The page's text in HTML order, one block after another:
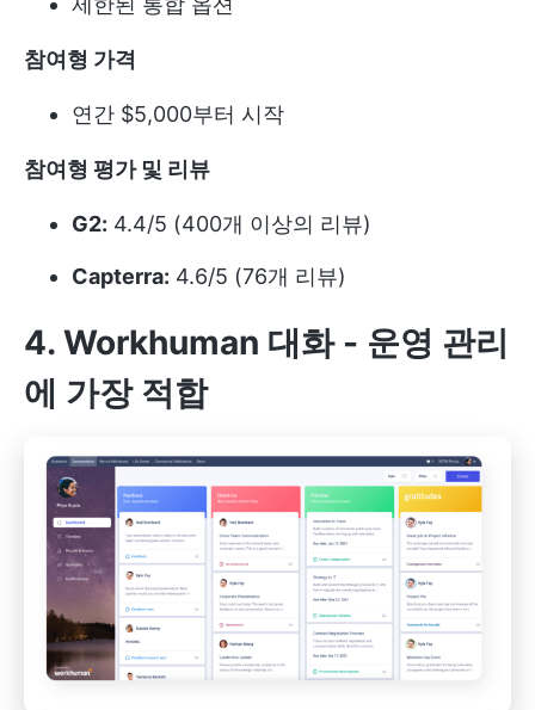
참여형 가격
연간 $5,000부터 시작
참여형 평가 및 리뷰
G2: 4.4/5 (400개 이상의 리뷰)
Capterra: 4.6/5 (76개 리뷰)
4. Workhuman 대화 - 운영 관리
에 가장 적합